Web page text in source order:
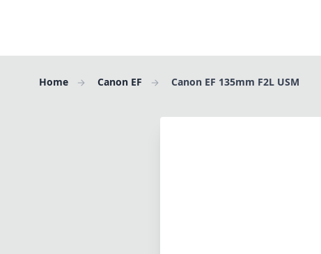
Home Canon EF Canon EF 135mm F2L USM